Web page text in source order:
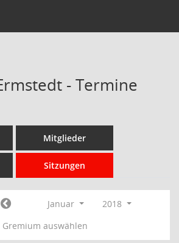
- Termine
Mitglieder
Sitzungen
Januar
2018
Gremium auswählen